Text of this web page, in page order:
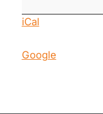
iCal
Google